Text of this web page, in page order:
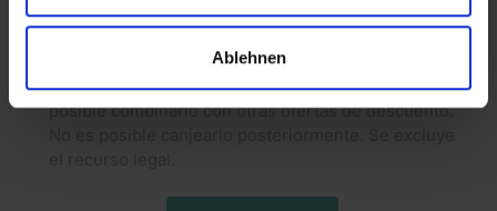
Ablehnen
*Canjeable elwww.lizenzero.de. Válido hasta el
bienes. No es posible realizar ningún pago. Se
puede canjear un vale por pedido y cliente. No es
posible combinarlo con otras ofertas de descuento.